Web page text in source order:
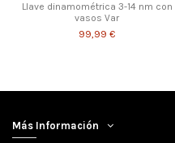
Llave dinamométrica 3-14 nm con
vasos Var
99,99 €
Más Información